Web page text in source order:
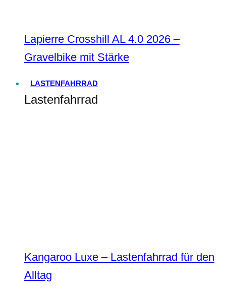
Lapierre Crosshill AL 4.0 2026 –
Gravelbike mit Stärke
LASTENFAHRRAD
Lastenfahrrad
Kangaroo Luxe – Lastenfahrrad für den
Alltag